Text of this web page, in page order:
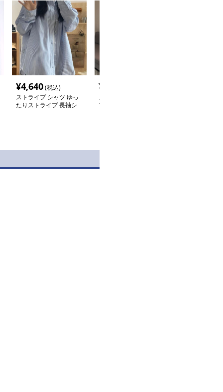
¥4,640(税込)
ストライプ シャツ ゆっ
たりストライプ 長袖シ
¥
ストライプ シャツ シン
プル ストライプ コット